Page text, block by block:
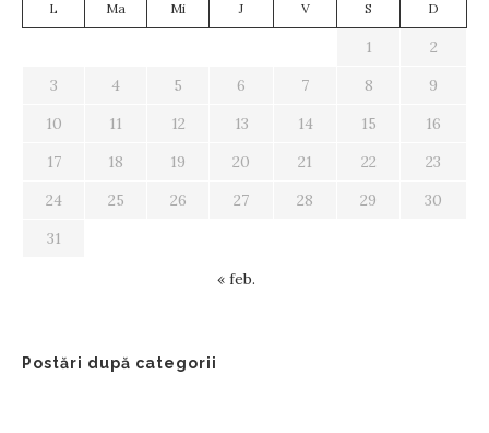
L Ma Mi J V S D
1
2
3
4 5 6 7 8
9
10
11 12 13 14 15
16
17
18 19 20 21 22
23
24
25 26 27 28 29
30
31
« feb.
Postări după categorii